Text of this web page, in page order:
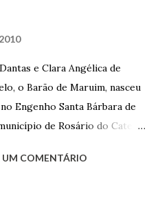
e Clara Angélica de
o Barão de Maruim, nasceu
Engenho Santa Bárbara de
de Rosário do Catete.
acabou com o
UM COMENTÁRIO